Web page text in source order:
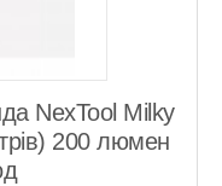
NexTool Milky
200 люмен